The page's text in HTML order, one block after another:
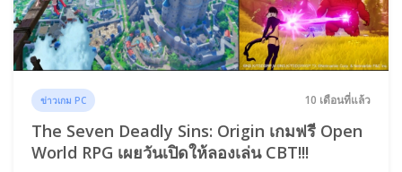
ข่าวเกม PC 10 เดือนที่แล้ว
The Seven Deadly Sins: Origin เกมฟรี Open
World RPG เผยวันเปิดให้ลองเล่น CBT!!!